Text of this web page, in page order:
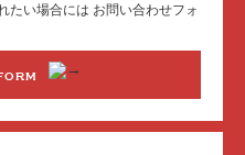
たい場合には お問い合わせフォ